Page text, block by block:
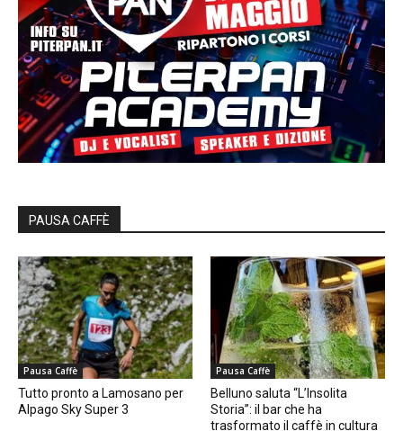
PAUSA CAFFÈ
Pausa Caffè
Tutto pronto a Lamosano per
Alpago Sky Super 3
Pausa Caffè
Belluno saluta “L’Insolita
Storia”: il bar che ha
trasformato il caffè in cultura